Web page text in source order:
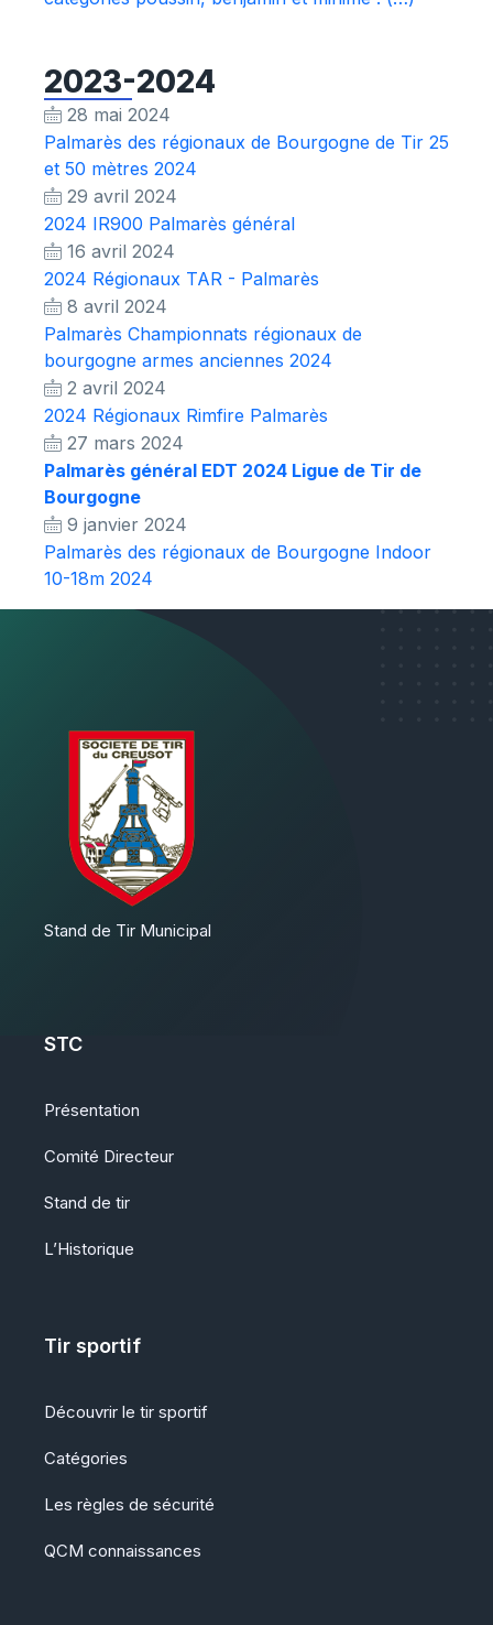
2023-2024
28 mai 2024
Palmarès des régionaux de Bourgogne de Tir 25
et 50 mètres 2024
29 avril 2024
2024 IR900 Palmarès général
16 avril 2024
2024 Régionaux TAR - Palmarès
8 avril 2024
Palmarès Championnats régionaux de
bourgogne armes anciennes 2024
2 avril 2024
2024 Régionaux Rimfire Palmarès
27 mars 2024
Palmarès général EDT 2024 Ligue de Tir de
Bourgogne
9 janvier 2024
Palmarès des régionaux de Bourgogne Indoor
10-18m 2024
Stand de Tir Municipal
STC
Présentation
Comité Directeur
Stand de tir
L’Historique
Tir sportif
Découvrir le tir sportif
Catégories
Les règles de sécurité
QCM connaissances